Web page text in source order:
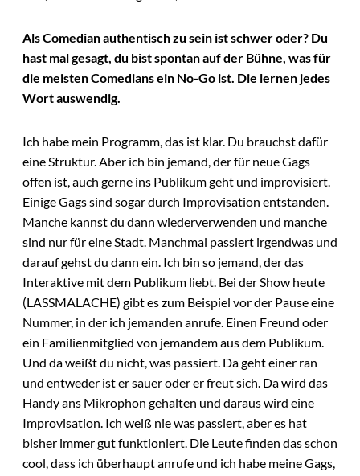
Als Comedian authentisch zu sein ist schwer oder? Du
hast mal gesagt, du bist spontan auf der Bühne, was für
die meisten Comedians ein No-Go ist. Die lernen jedes
Wort auswendig.
Ich habe mein Programm, das ist klar. Du brauchst dafür
eine Struktur. Aber ich bin jemand, der für neue Gags
offen ist, auch gerne ins Publikum geht und improvisiert.
Einige Gags sind sogar durch Improvisation entstanden.
Manche kannst du dann wiederverwenden und manche
sind nur für eine Stadt. Manchmal passiert irgendwas und
darauf gehst du dann ein. Ich bin so jemand, der das
Interaktive mit dem Publikum liebt. Bei der Show heute
(LASSMALACHE) gibt es zum Beispiel vor der Pause eine
Nummer, in der ich jemanden anrufe. Einen Freund oder
ein Familienmitglied von jemandem aus dem Publikum.
Und da weißt du nicht, was passiert. Da geht einer ran
und entweder ist er sauer oder er freut sich. Da wird das
Handy ans Mikrophon gehalten und daraus wird eine
Improvisation. Ich weiß nie was passiert, aber es hat
bisher immer gut funktioniert. Die Leute finden das schon
cool, dass ich überhaupt anrufe und ich habe meine Gags,